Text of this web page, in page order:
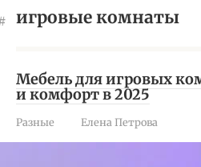
игровые комнаты
Мебель для игровых
и комфорт в 2025
Разные Елена Петрова